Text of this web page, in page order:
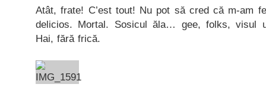
Atât, frate! C’est tout! Nu pot să cred că m-am
delicios. Mortal. Sosicul ăla… gee, folks, visul
Hai, fără frică.